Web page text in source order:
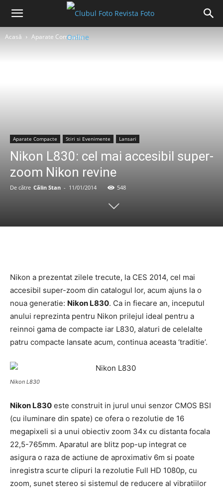
Acasă Aparate Compacte
Aparate Compacte Stiri si Evenimente Lansari
Nikon L830: cel mai accesibil super-
zoom Nikon revine
De către Călin Stan - 11/01/2014 548
Nikon a prezentat zilele trecute, la CES 2014, cel mai
accesibil super-zoom din catalogul lor, acum ajuns la o
noua generatie: Nikon L830. Ca in fiecare an, inceputul
anului reprezinta pentru Nikon prilejul ideal pentru a
reinnoi gama de compacte iar L830, alaturi de celelalte
patru compacte lansate acum, continua aceasta ‘traditie’.
Nikon L830
Nikon L830 este construit in jurul unui senzor CMOS BSI
(cu iluminare din spate) ce ofera o rezolutie de 16
megapixeli si a unui obiectiv zoom 34x cu distanta focala
22,5-765mm. Aparatul are blitz pop-up integrat ce
asigura o raza de actiune de aproximativ 6m si poate
inregistra scurte clipuri la rezolutie Full HD 1080p, cu
zoom, sunet stereo si sistemul de reducere al vibratiilor